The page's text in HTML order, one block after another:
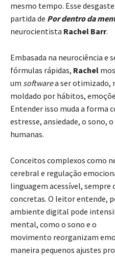
mesmo tempo. Esse
partida de Por dentro da
neurocientista Rachel Barr.
Embasada na neurociência e
fórmulas rápidas, Rachel
um softwarea ser otimizado,
moldado por hábitos,
Entender isso muda a forma
estresse, ansiedade, o sono,
humanas.
Conceitos complexos como
cerebral e regulação
linguagem acessível, sempre
concretas. O leitor entende,
ambiente digital pode
mental, como o sono e o
movimento reorganizam
maneira pequenos ajustes